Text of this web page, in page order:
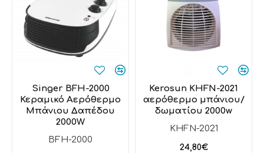
BFH-2000
Singer BFH-2000
Κεραμικό Αερόθερμο
Μπάνιου Δαπέδου
2000W
KHFN-2021
Kerosun KHFN-2021
αερόθερμο μπάνιου/
δωματίου 2000w
24,80€